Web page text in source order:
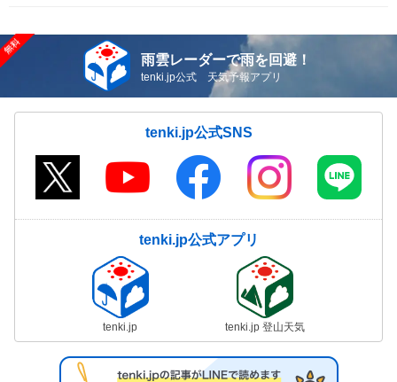
雨雲レーダーで雨を回避！
tenki.jp公式 天気予報アプリ
tenki.jp公式SNS
tenki.jp公式アプリ
tenki.jp tenki.jp 登山天気